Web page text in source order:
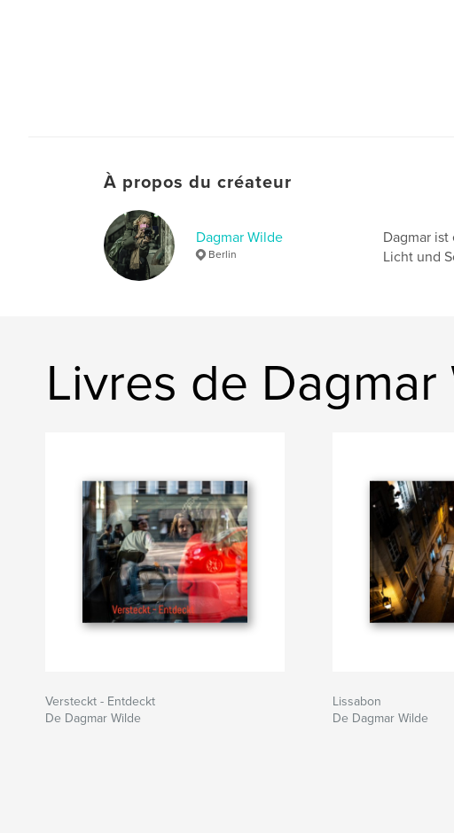
À propos du créateur
Dagmar Wilde
Berlin
Dagmar
Licht und
Livres de Dagmar
Versteckt - Entdeckt
De Dagmar Wilde
Lissabon
De Dagmar Wilde